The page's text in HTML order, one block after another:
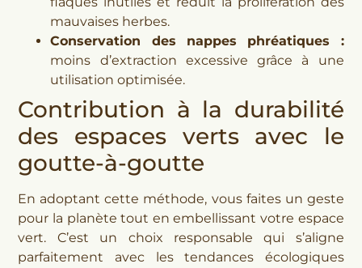
mauvaises herbes.
Conservation des nappes phréatiques :
moins d’extraction excessive grâce à une
utilisation optimisée.
Contribution à la durabilité
des espaces verts avec le
goutte-à-goutte
En adoptant cette méthode, vous faites un geste
pour la planète tout en embellissant votre espace
vert. C’est un choix responsable qui s’aligne
parfaitement avec les tendances écologiques